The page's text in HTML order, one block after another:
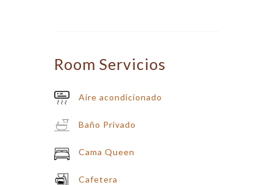
Room Servicios
Aire acondicionado
Baño Privado
Cama Queen
Cafetera